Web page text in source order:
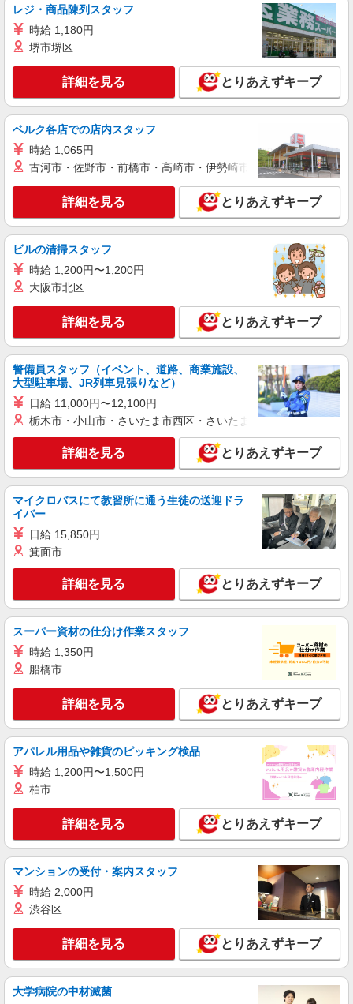
レジ・商品陳列スタッフ
時給 1,180円
堺市堺区
詳細を見る とりあえずキープ
ベルク各店での店内スタッフ
時給 1,065円
古河市・佐野市・前橋市・高崎市・伊勢崎市・太田市・館林市
詳細を見る とりあえずキープ
ビルの清掃スタッフ
時給 1,200円〜1,200円
大阪市北区
詳細を見る とりあえずキープ
警備員スタッフ（イベント、道路、商業施設、
大型駐車場、JR列車見張りなど）
日給 11,000円〜12,100円
栃木市・小山市・さいたま市西区・さいたま市岩槻区・久喜市・
詳細を見る とりあえずキープ
マイクロバスにて教習所に通う生徒の送迎ドラ
イバー
日給 15,850円
箕面市
詳細を見る とりあえずキープ
スーパー資材の仕分け作業スタッフ
時給 1,350円
船橋市
詳細を見る とりあえずキープ
アパレル用品や雑貨のピッキング検品
時給 1,200円〜1,500円
柏市
詳細を見る とりあえずキープ
マンションの受付・案内スタッフ
時給 2,000円
渋谷区
詳細を見る とりあえずキープ
大学病院の中材滅菌